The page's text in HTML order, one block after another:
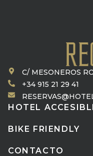
C/ MESONEROS
+34 915 21 29 41
HOTEL
BIKE FRIENDLY
CONTACTO